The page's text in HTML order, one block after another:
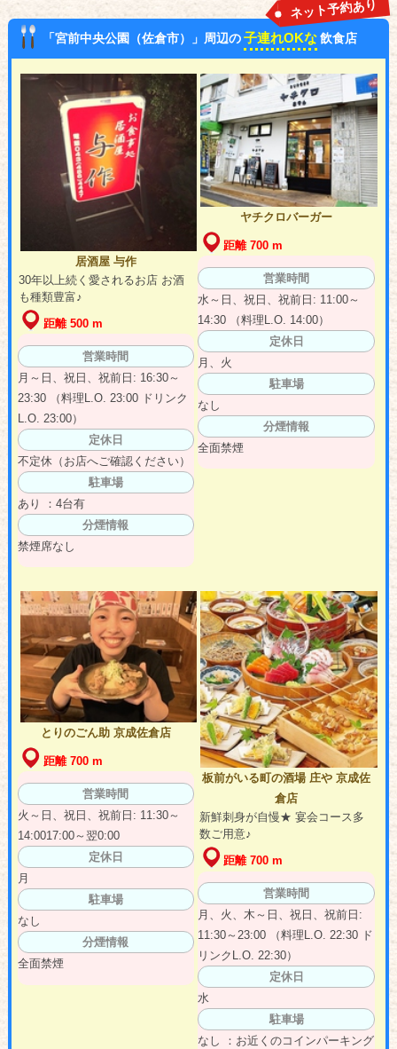
「宮前中央公園（佐倉市）」周辺の子連れOKな 飲食店
ネット予約あり
居酒屋 与作
30年以上続く愛されるお店 お酒
も種類豊富♪
距離 500 m
営業時間
月～日、祝日、祝前日: 16:30～
23:30 （料理L.O. 23:00 ドリンク
L.O. 23:00）
定休日
不定休（お店へご確認ください）
駐車場
あり ：4台有
分煙情報
禁煙席なし
ヤチクロバーガー
距離 700 m
営業時間
水～日、祝日、祝前日: 11:00～
14:30 （料理L.O. 14:00）
定休日
月、火
駐車場
なし
分煙情報
全面禁煙
とりのごん助 京成佐倉店
距離 700 m
営業時間
火～日、祝日、祝前日: 11:30～
14:0017:00～翌0:00
定休日
月
駐車場
なし
分煙情報
全面禁煙
板前がいる町の酒場 庄や 京成佐
倉店
新鮮刺身が自慢★ 宴会コース多
数ご用意♪
距離 700 m
営業時間
月、火、木～日、祝日、祝前日:
11:30～23:00 （料理L.O. 22:30 ド
リンクL.O. 22:30）
定休日
水
駐車場
なし ：お近くのコインパーキング